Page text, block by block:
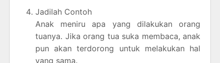
Jadilah Contoh
Anak meniru apa yang dilakukan orang
tuanya. Jika orang tua suka membaca, anak
pun akan terdorong untuk melakukan hal
yang sama.